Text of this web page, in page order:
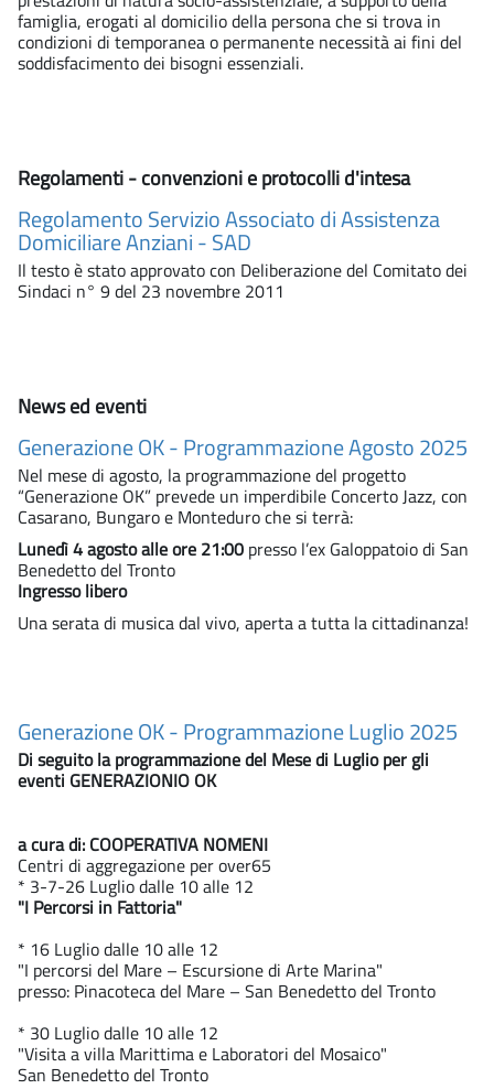
famiglia, erogati al domicilio della persona che si trova in
condizioni di temporanea o permanente necessità ai fini del
soddisfacimento dei bisogni essenziali.
Regolamenti - convenzioni e protocolli d'intesa
Regolamento Servizio Associato di Assistenza
Domiciliare Anziani - SAD
Il testo è stato approvato con Deliberazione del Comitato dei
Sindaci n° 9 del 23 novembre 2011
News ed eventi
Generazione OK - Programmazione Agosto 2025
Nel mese di agosto, la programmazione del progetto
“Generazione OK” prevede un imperdibile Concerto Jazz, con
Casarano, Bungaro e Monteduro che si terrà:
Lunedì 4 agosto alle ore 21:00 presso l’ex Galoppatoio di San
Benedetto del Tronto
Ingresso libero
Una serata di musica dal vivo, aperta a tutta la cittadinanza!
Generazione OK - Programmazione Luglio 2025
Di seguito la programmazione del Mese di Luglio per gli
eventi GENERAZIONIO OK
a cura di: COOPERATIVA NOMENI
Centri di aggregazione per over65
* 3-7-26 Luglio dalle 10 alle 12
"I Percorsi in Fattoria"
* 16 Luglio dalle 10 alle 12
"I percorsi del Mare – Escursione di Arte Marina"
presso: Pinacoteca del Mare – San Benedetto del Tronto
* 30 Luglio dalle 10 alle 12
"Visita a villa Marittima e Laboratori del Mosaico"
San Benedetto del Tronto